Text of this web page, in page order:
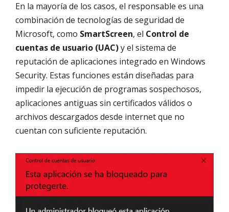
En la mayoría de los casos, el responsable es una
combinación de tecnologías de seguridad de
Microsoft, como SmartScreen, el Control de
cuentas de usuario (UAC)y el sistema de
reputación de aplicaciones integrado en Windows
Security. Estas funciones están diseñadas para
impedir la ejecución de programas sospechosos,
aplicaciones antiguas sin certificados válidos o
archivos descargados desde internet que no
cuentan con suficiente reputación.